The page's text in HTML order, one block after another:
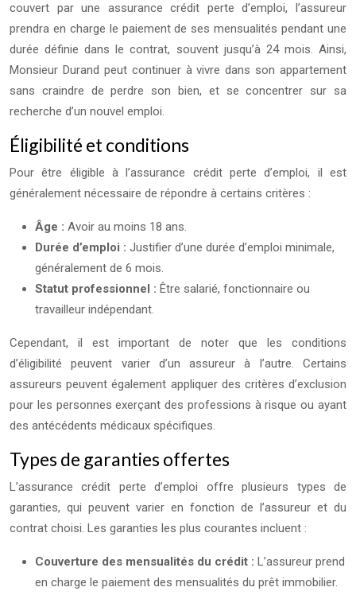
couvert par une assurance crédit perte d’emploi, l’assureur
prendra en charge le paiement de ses mensualités pendant une
durée définie dans le contrat, souvent jusqu’à 24 mois. Ainsi,
Monsieur Durand peut continuer à vivre dans son appartement
sans craindre de perdre son bien, et se concentrer sur sa
recherche d’un nouvel emploi.
Éligibilité et conditions
Pour être éligible à l’assurance crédit perte d’emploi, il est
généralement nécessaire de répondre à certains critères :
Âge : Avoir au moins 18 ans.
Durée d’emploi : Justifier d’une durée d’emploi minimale,
généralement de 6 mois.
Statut professionnel : Être salarié, fonctionnaire ou
travailleur indépendant.
Cependant, il est important de noter que les conditions
d’éligibilité peuvent varier d’un assureur à l’autre. Certains
assureurs peuvent également appliquer des critères d’exclusion
pour les personnes exerçant des professions à risque ou ayant
des antécédents médicaux spécifiques.
Types de garanties offertes
L’assurance crédit perte d’emploi offre plusieurs types de
garanties, qui peuvent varier en fonction de l’assureur et du
contrat choisi. Les garanties les plus courantes incluent :
Couverture des mensualités du crédit : L’assureur prend
en charge le paiement des mensualités du prêt immobilier.